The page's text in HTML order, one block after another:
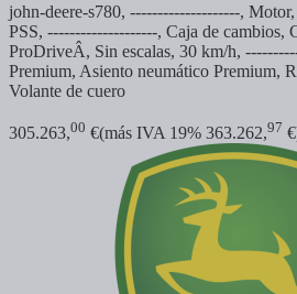
john-deere-s780, --------------------,
PSS, --------------------, Caja de cambios,
ProDriveÂ, Sin escalas, 30 km/h,
Premium, Asiento neumático Premium,
Volante de cuero
305.263,00 €(más IVA 19% 363.262,97